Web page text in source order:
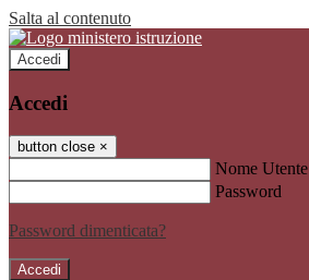
Salta al contenuto
Accedi
Accedi
button close ×
Nome Utente
Password
Password dimenticata?